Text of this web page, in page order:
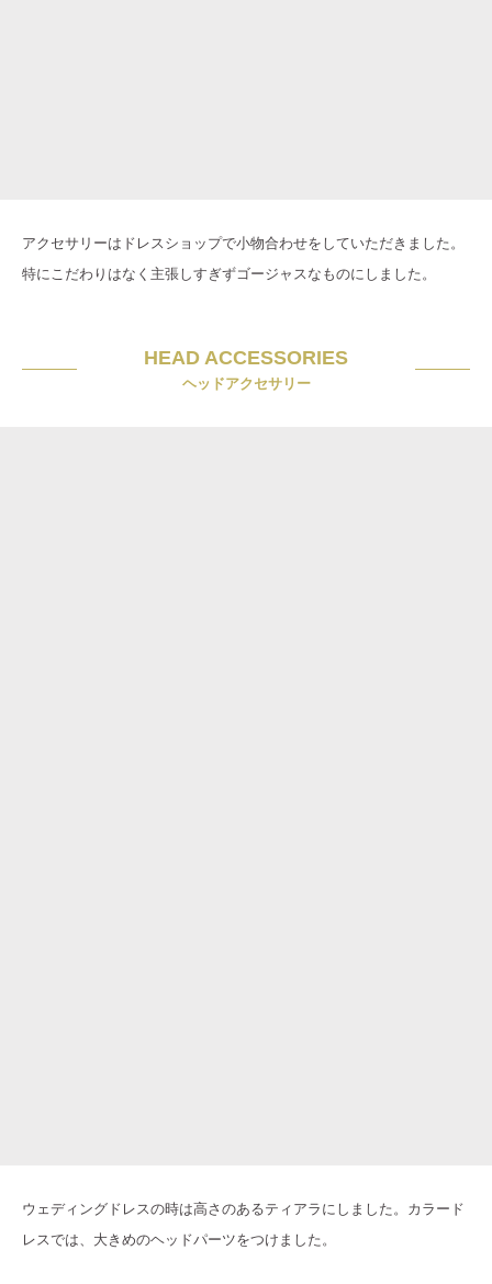
アクセサリーはドレスショップで小物合わせをしていただきました。
特にこだわりはなく主張しすぎずゴージャスなものにしました。
HEAD ACCESSORIES
ヘッドアクセサリー
ウェディングドレスの時は高さのあるティアラにしました。カラード
レスでは、大きめのヘッドパーツをつけました。